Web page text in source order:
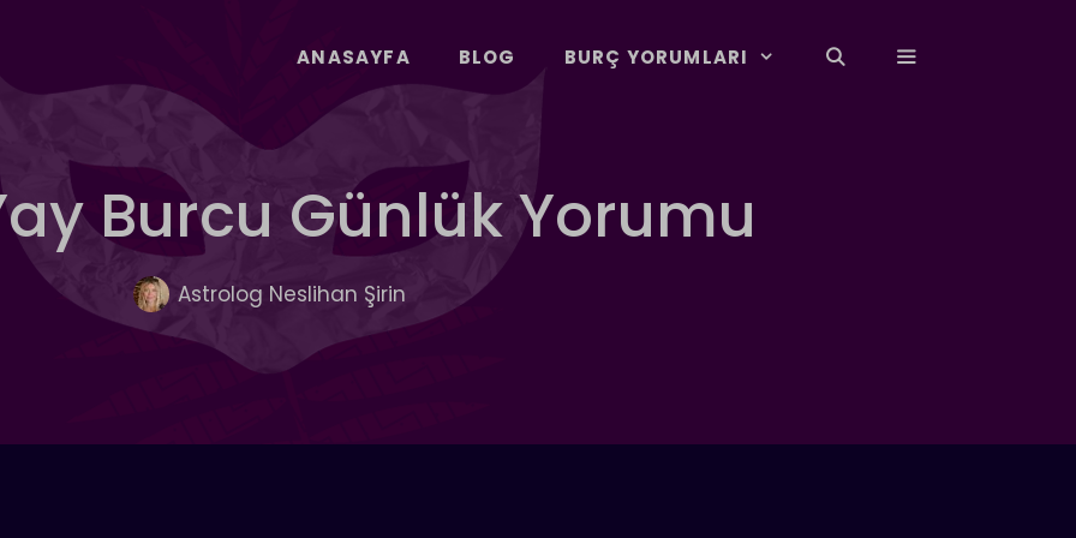
ANASAYFA BLOG BURÇ YORUMLARI
Burcu Günlük Yorumu
Astrolog Neslihan Şirin